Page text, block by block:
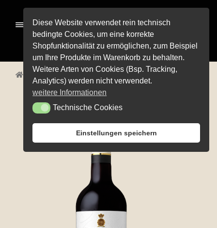
Navigation
springen
Inhalt
springen
Menü
Alle Pro­duk­te
Pre­mi­um-Wei­ne
Rot­wei­ne
Weiß­wei­ne
öffnen
Weiß­herbst-, Rosé- und Schillerweine
öffnen
Die fruch­ti­gen Vier
Wein­emp­feh­lun­gen
Start Alle Produkte Prädikatsweine Samt­rot
Diese Website verwendet rein technisch
bedingte Cookies, um eine korrekte
Shopfunktionalität zu ermöglichen, zum Beispiel
um Ihre Produkte im Warenkorb zu behalten.
Weitere Arten von Cookies (Bsp. Tracking,
Analytics) werden nicht verwendet.
weitere Informationen
Technische Cookies
Technische Cookies
Einstellungen speichern